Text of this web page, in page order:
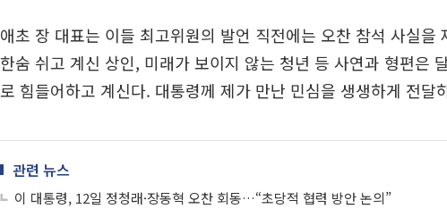
애초 장 대표는 이들 최고위원의 발언 직전에는 오찬 참석 사실을
한숨 쉬고 계신 상인, 미래가 보이지 않는 청년 등 사연과 형편은
로 힘들어하고 계신다. 대통령께 제가 만난 민심을 생생하게 전달
관련 뉴스
이 대통령, 12일 정청래·장동혁 오찬 회동…“초당적 협력 방안 논의”